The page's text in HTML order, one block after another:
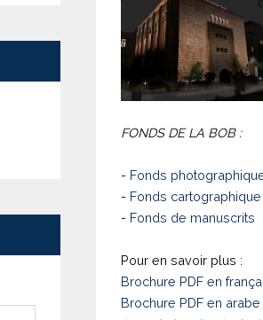
FONDS DE LA BOB :
- Fonds
- Fonds cartographique
- Fonds de manuscrits
Pour en savoir plus :
Brochure PDF en
Brochure PDF en arabe